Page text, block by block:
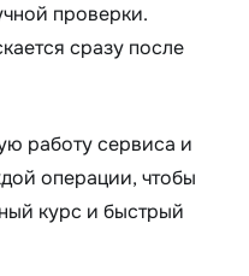
проверки.
сразу после
работу сервиса и
операции, чтобы
курс и быстрый